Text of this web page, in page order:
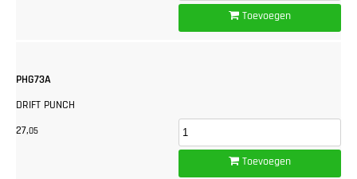
Toevoegen
PHG73A
DRIFT PUNCH
27,05
Toevoegen